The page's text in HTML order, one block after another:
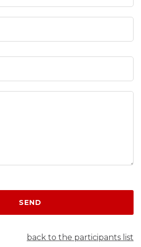
SEND
back to the participants list